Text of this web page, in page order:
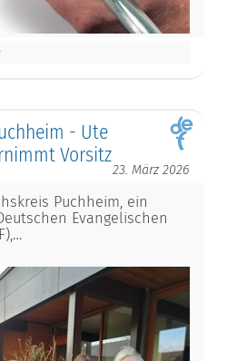
- Ute
Vorsitz
23. März 2026
Puchheim, ein
Evangelischen